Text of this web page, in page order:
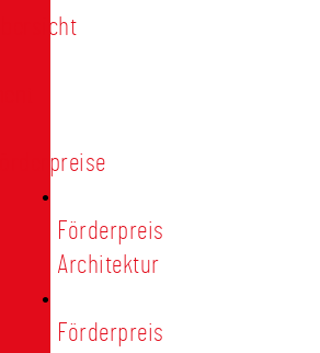
Übersicht
Förderpreise
Förderpreis
Architektur
Förderpreis